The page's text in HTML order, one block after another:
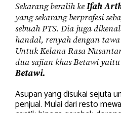
Sekarang beralih keIfah
yang sekarang berprofesi
sebuah PTS. Dia juga
handal, renyah dengan
Untuk Kelana Rasa
dua sajian khas Betawi yaitu
Betawi.
Asupan yang disukai sejuta
penjual. Mulai dari resto